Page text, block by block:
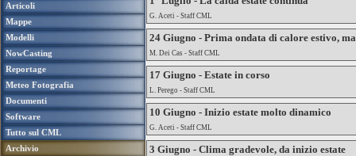
Articoli
Mappe
Modelli
NowCasting
Reportage
Meteo Fotografia
Documenti
Software
Tutto sul CML
Archivio
G. Aceti - Staff CML
24 Giugno - Prima ondata di calore estivo, ma
M. Dei Cas - Staff CML
17 Giugno - Estate in corso
L. Perego - Staff CML
10 Giugno - Inizio estate molto dinamico
G. Aceti - Staff CML
3 Giugno - Clima gradevole, da inizio estate